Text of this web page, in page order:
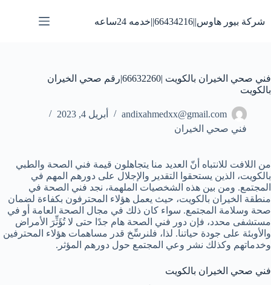
إلى
المحتوى
شركة بيور هاوس||66434216||خدمه 24ساعه
فني صحي الخيران بالكويت |66632260|رقم صحي الخيران
بالكويت
andixahmedxx@gmail.com
أبريل 4, 2023
فني صحي الخيران
من اللافت للانتباه أنّ العديد منا يتجاهلون قيمة فني الصحة والطبي
بالكويت، الذين يستحقوا التقدير والإجلال على دورهم المهم في
المجتمع. ومن بين هذه الشخصيات الملهمة، نجد فني الصحة في
منطقة الخيران بالكويت، حيث يعمل هؤلاء المحترفون بكفاءة لضمان
صحة وسلامة المجتمع. سواء كان ذلك في مجال الصحة العامة أو في
مستشفى محدد، فإن دور فني الصحة هام جدًا حتى لا تُؤَثِّرَ الأمراض
والأوبئة على جودة حياتنا. لذا، فلنرسِّخ قدر مساهمات هؤلاء المحترفين
وخدماتهم وكذلك نشر وعي المجتمع حول دورهم المؤثر.
فني صحي الخيران بالكويت